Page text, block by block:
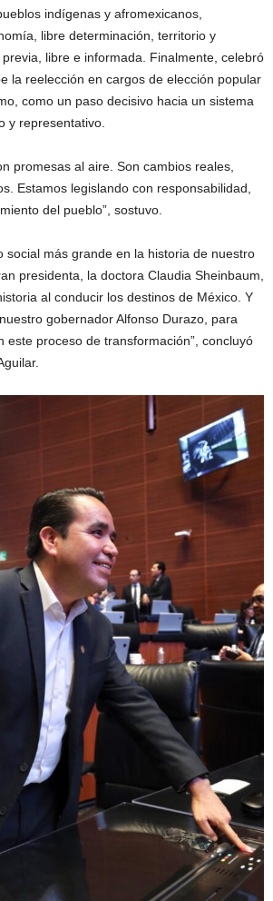
indígenas y afromexicanos,
libre determinación, territorio y
libre e informada. Finalmente, celebró
la reelección en cargos de elección popular
como un paso decisivo hacia un sistema
y representativo.
promesas al aire. Son cambios reales,
Estamos legislando con responsabilidad,
del pueblo”, sostuvo.
social más grande en la historia de nuestro
presidenta, la doctora Claudia Sheinbaum,
al conducir los destinos de México. Y
gobernador Alfonso Durazo, para
este proceso de transformación”, concluyó